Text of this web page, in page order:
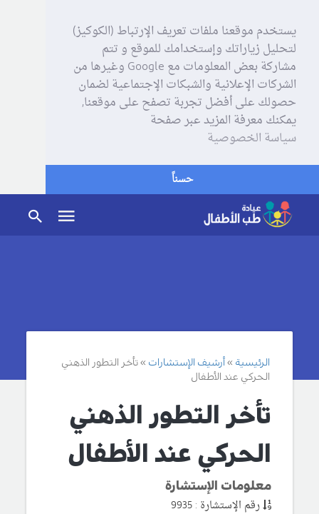
يستخدم موقعنا ملفات تعريف الإرتباط (الكوكيز)
لتحليل زياراتك وإستخدامك للموقع و تتم
مشاركة بعض المعلومات مع Google وغيرها من
الشركات الإعلانية والشبكات الإجتماعية لضمان
حصولك على أفضل تجربة تصفح على موقعنا,
يمكنك معرفة المزيد عبر صفحة
سياسة الخصوصية
حسناً
الرئيسية أرشيف الإستشارات
تأخر التطور الذهني
الحركي عند الأطفال
تأخر التطور الذهني
الحركي عند الأطفال
معلومات الإستشارة
رقم الإستشارة : 9935